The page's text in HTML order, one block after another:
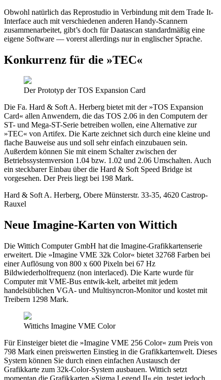
Obwohl natürlich das Reprostudio in Verbindung mit dem Trade It-
Interface auch mit verschiedenen anderen Handy-Scannern
zusammenarbeitet, gibt’s doch für Daatascan standardmäßig eine
eigene Software — vorerst allerdings nur in englischer Sprache.
Konkurrenz für die »TEC«
Der Prototyp der TOS Expansion Card
Die Fa. Hard & Soft A. Herberg bietet mit der »TOS Expansion
Card« allen Anwendern, die das TOS 2.06 in den Computern der
ST- und Mega-ST-Serie betreiben wollen, eine Alternative zur
»TEC« von Artifex. Die Karte zeichnet sich durch eine kleine und
flache Bauweise aus und soll sehr einfach einzubauen sein.
Außerdem können Sie mit einem Schalter zwischen der
Betriebssystemversion 1.04 bzw. 1.02 und 2.06 Umschalten. Auch
ein steckbarer Einbau über die Hard & Soft Speed Bridge ist
vorgesehen. Der Preis liegt bei 198 Mark.
Hard & Soft A. Herberg, Obere Münsterstr. 33-35, 4620 Castrop-
Rauxel
Neue Imagine-Karten von Wittich
Die Wittich Computer GmbH hat die Imagine-Grafikkartenserie
erweitert. Die »Imagine VME 32k Color« bietet 32768 Farben bei
einer Auflösung von 800 x 600 Pixeln bei 67 Hz
Bildwiederholfrequenz (non interlaced). Die Karte wurde für
Computer mit VME-Bus entwik-kelt, arbeitet mit jedem
handelsüblichen VGA- und Multisyncron-Monitor und kostet mit
Treibern 1298 Mark.
Wittichs Imagine VME Color
Für Einsteiger bietet die »Imagine VME 256 Color« zum Preis von
798 Mark einen preiswerten Einstieg in die Grafikkartenwelt. Dieses
System können Sie durch einen einfachen Austausch der
Grafikkarte zum 32k-Color-System ausbauen. Wittich setzt